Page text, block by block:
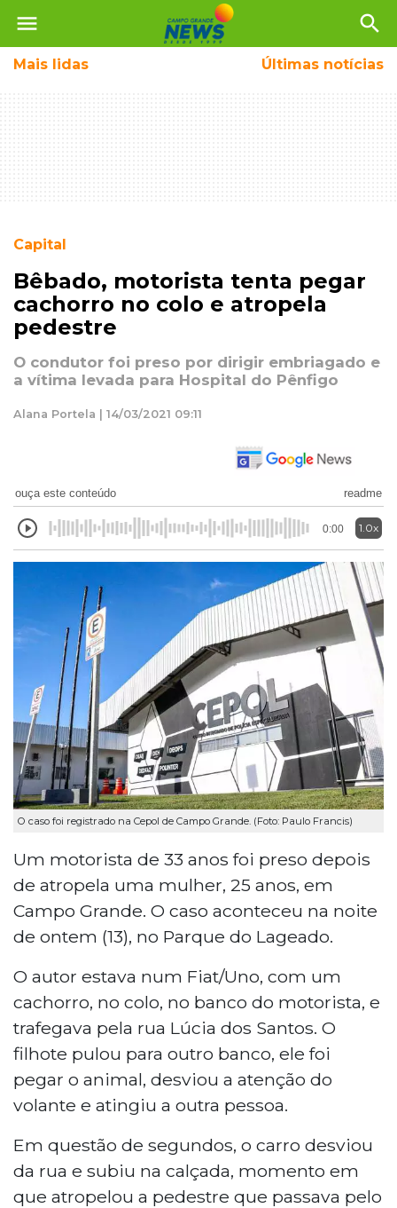
menu search
Mais lidas Últimas notícias
Capital
Bêbado, motorista tenta pegar
cachorro no colo e atropela
pedestre
O condutor foi preso por dirigir embriagado e
a vítima levada para Hospital do Pênfigo
Alana Portela | 14/03/2021 09:11
ouça este conteúdo readme
0:00 1.0x
O caso foi registrado na Cepol de Campo Grande. (Foto: Paulo Francis)
Um motorista de 33 anos foi preso depois
de atropela uma mulher, 25 anos, em
Campo Grande. O caso aconteceu na noite
de ontem (13), no Parque do Lageado.
O autor estava num Fiat/Uno, com um
cachorro, no colo, no banco do motorista, e
trafegava pela rua Lúcia dos Santos. O
filhote pulou para outro banco, ele foi
pegar o animal, desviou a atenção do
volante e atingiu a outra pessoa.
Em questão de segundos, o carro desviou
da rua e subiu na calçada, momento em
que atropelou a pedestre que passava pelo